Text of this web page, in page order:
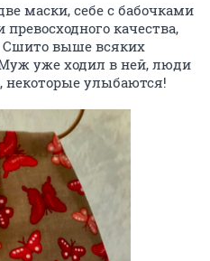
маски, себе с бабочками
качества,
выше всяких
Муж уже ходил в ней, люди
некоторые улыбаются!